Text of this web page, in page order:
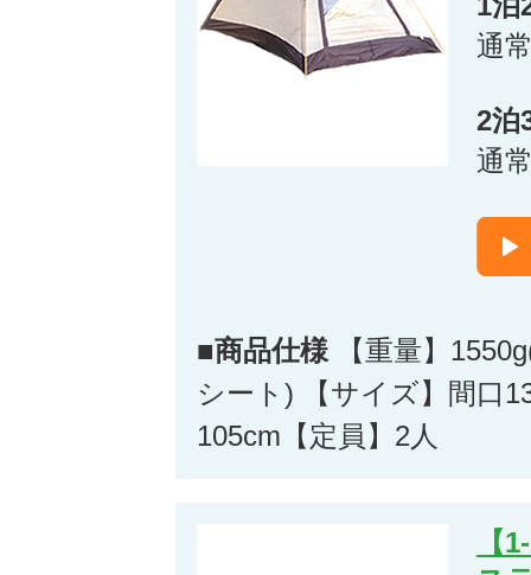
通
2泊
通
■商品仕様 【重量】
シート) 【サイズ】間口
105cm【定員】2人
【